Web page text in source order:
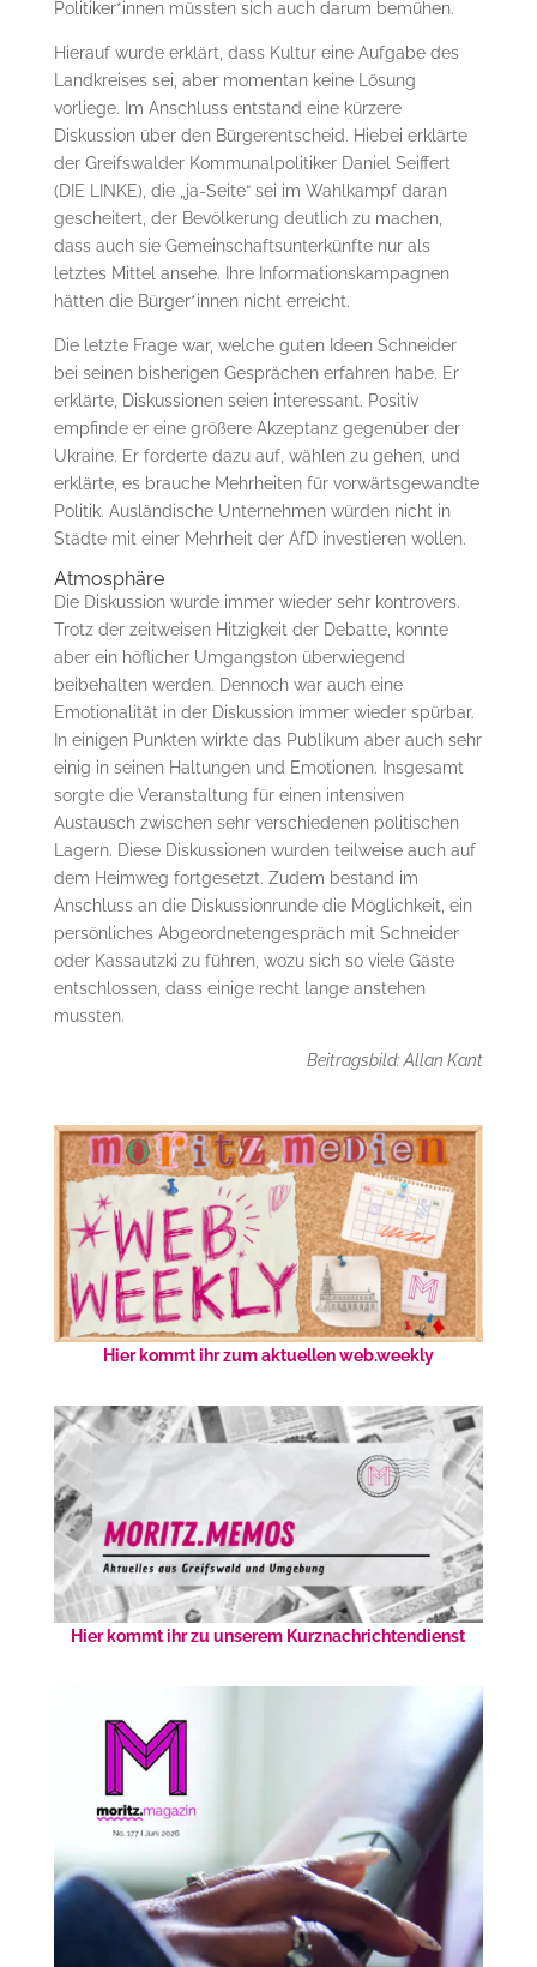
Politiker*innen müssten sich auch darum bemühen.
Hierauf wurde erklärt, dass Kultur eine Aufgabe des
Landkreises sei, aber momentan keine Lösung
vorliege. Im Anschluss entstand eine kürzere
Diskussion über den Bürgerentscheid. Hiebei erklärte
der Greifswalder Kommunalpolitiker Daniel Seiffert
(DIE LINKE), die „ja-Seite“ sei im Wahlkampf daran
gescheitert, der Bevölkerung deutlich zu machen,
dass auch sie Gemeinschaftsunterkünfte nur als
letztes Mittel ansehe. Ihre Informationskampagnen
hätten die Bürger*innen nicht erreicht.
Die letzte Frage war, welche guten Ideen Schneider
bei seinen bisherigen Gesprächen erfahren habe. Er
erklärte, Diskussionen seien interessant. Positiv
empfinde er eine größere Akzeptanz gegenüber der
Ukraine. Er forderte dazu auf, wählen zu gehen, und
erklärte, es brauche Mehrheiten für vorwärtsgewandte
Politik. Ausländische Unternehmen würden nicht in
Städte mit einer Mehrheit der AfD investieren wollen.
Atmosphäre
Die Diskussion wurde immer wieder sehr kontrovers.
Trotz der zeitweisen Hitzigkeit der Debatte, konnte
aber ein höflicher Umgangston überwiegend
beibehalten werden. Dennoch war auch eine
Emotionalität in der Diskussion immer wieder spürbar.
In einigen Punkten wirkte das Publikum aber auch sehr
einig in seinen Haltungen und Emotionen. Insgesamt
sorgte die Veranstaltung für einen intensiven
Austausch zwischen sehr verschiedenen politischen
Lagern. Diese Diskussionen wurden teilweise auch auf
dem Heimweg fortgesetzt. Zudem bestand im
Anschluss an die Diskussionrunde die Möglichkeit, ein
persönliches Abgeordnetengespräch mit Schneider
oder Kassautzki zu führen, wozu sich so viele Gäste
entschlossen, dass einige recht lange anstehen
mussten.
Beitragsbild: Allan Kant
Hier kommt ihr zum aktuellen web.weekly
Hier kommt ihr zu unserem Kurznachrichtendienst